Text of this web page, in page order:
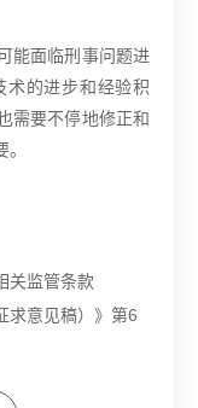
能面临刑事问题进
术的进步和经验积
需要不停地修正和
关监管条款
求意见稿）》第6